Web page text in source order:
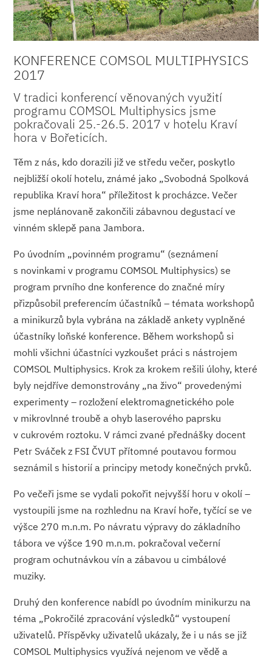
KONFERENCE COMSOL MULTIPHYSICS
2017
V tradici konferencí věnovaných využití
programu COMSOL Multiphysics jsme
pokračovali 25.-26.5. 2017 v hotelu Kraví
hora v Bořeticích.
Těm z nás, kdo dorazili již ve středu večer, poskytlo
nejbližší okolí hotelu, známé jako „Svobodná Spolková
republika Kraví hora“ příležitost k procházce. Večer
jsme neplánovaně zakončili zábavnou degustací ve
vinném sklepě pana Jambora.
Po úvodním „povinném programu“ (seznámení
s novinkami v programu COMSOL Multiphysics) se
program prvního dne konference do značné míry
přizpůsobil preferencím účastníků – témata workshopů
a minikurzů byla vybrána na základě ankety vyplněné
účastníky loňské konference. Během workshopů si
mohli všichni účastníci vyzkoušet práci s nástrojem
COMSOL Multiphysics. Krok za krokem rešili úlohy, které
byly nejdříve demonstrovány „na živo“ provedenými
experimenty – rozložení elektromagnetického pole
v mikrovlnné troubě a ohyb laserového paprsku
v cukrovém roztoku. V rámci zvané přednášky docent
Petr Sváček z FSI ČVUT přítomné poutavou formou
seznámil s historií a principy metody konečných prvků.
Po večeři jsme se vydali pokořit nejvyšší horu v okolí –
vystoupili jsme na rozhlednu na Kraví hoře, tyčící se ve
výšce 270 m.n.m. Po návratu výpravy do základního
tábora ve výšce 190 m.n.m. pokračoval večerní
program ochutnávkou vín a zábavou u cimbálové
muziky.
Druhý den konference nabídl po úvodním minikurzu na
téma „Pokročilé zpracování výsledků“ vystoupení
uživatelů. Příspěvky uživatelů ukázaly, že i u nás se již
COMSOL Multiphysics využívá nejenom ve vědě a